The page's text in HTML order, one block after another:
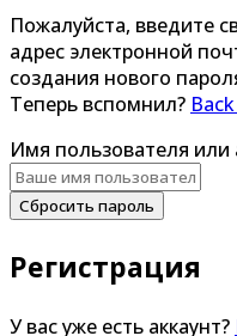
Пожалуйста, введите
адрес электронной
создания нового
Теперь вспомнил?
Имя пользователя или
Сбросить пароль
Регистрация
У вас уже есть аккаунт?